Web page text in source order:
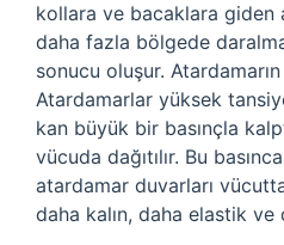
kollara ve bacaklara giden
daha fazla bölgede
sonucu oluşur.
Atardamarlar yüksek
kan büyük bir basınçla
vücuda dağıtılır. Bu
atardamar duvarları
daha kalın, daha elastik ve